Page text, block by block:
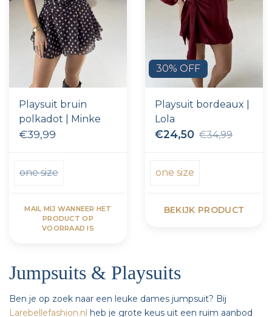
Playsuit bruin
polkadot | Minke
€39,99
one size
MAIL MIJ WANNEER HET
PRODUCT OP
VOORRAAD IS
30% OFF
Playsuit bordeaux |
Lola
€24,50 €34,99
one size
BEKIJK PRODUCT
Jumpsuits & Playsuits
Ben je op zoek naar een leuke dames jumpsuit? Bij
Larebellefashion.nl heb je grote keus uit een ruim aanbod